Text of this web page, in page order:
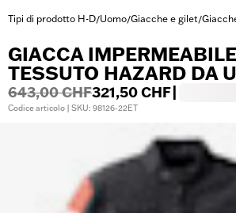
Tipi di prodotto H-D/Uomo/Giacche e gilet/
GIACCA
TESSUTO HAZARD DA
643,00 CHF321,50 CHF
Codice articolo | SKU: 98126-22ET